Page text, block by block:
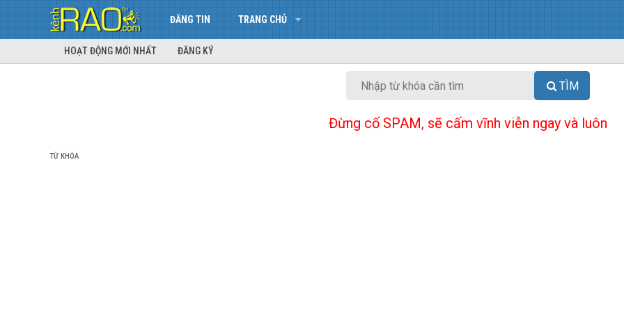
ĐĂNG TIN TRANG CHỦ
HOẠT ĐỘNG MỚI NHẤT ĐĂNG KÝ
TÌM
Đừng cố SPAM, sẽ cấm vĩnh viễn ngay và luôn
TỪ KHÓA